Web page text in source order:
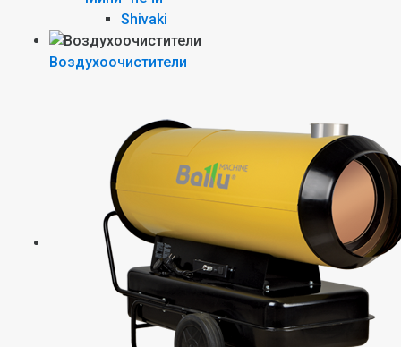
Shivaki
Воздухоочистители